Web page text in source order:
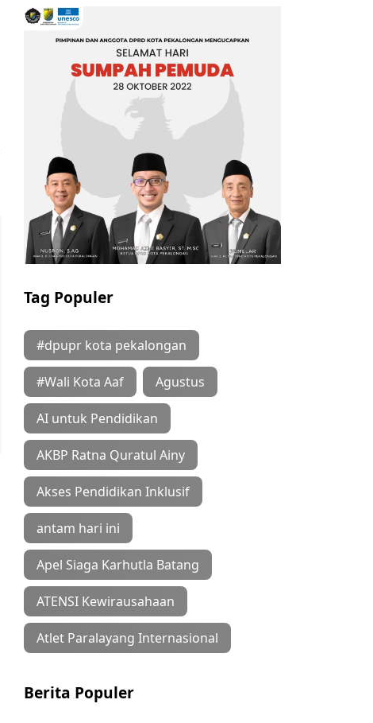
Tag Populer
#dpupr kota pekalongan
#Wali Kota Aaf Agustus
AI untuk Pendidikan
AKBP Ratna Quratul Ainy
Akses Pendidikan Inklusif
antam hari ini
Apel Siaga Karhutla Batang
ATENSI Kewirausahaan
Atlet Paralayang Internasional
Berita Populer